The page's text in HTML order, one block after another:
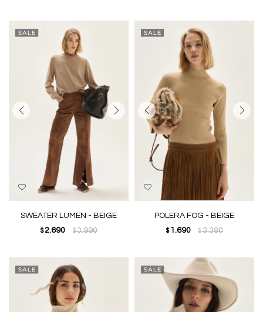
SWEATER LUMEN - BEIGE
$ 2.690 $3.990
POLERA FOG - BEIGE
$ 1.690 $3.390